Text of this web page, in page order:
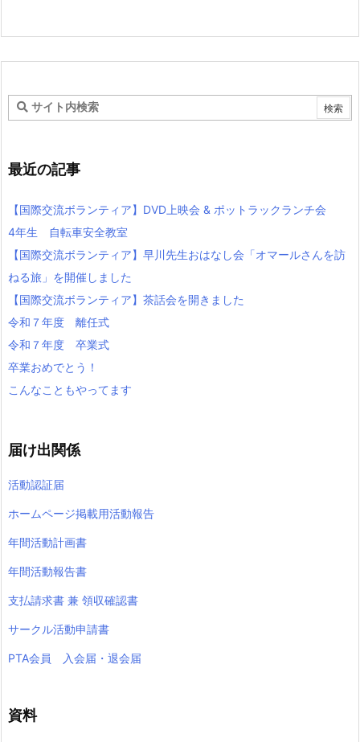
最近の記事
【国際交流ボランティア】DVD上映会 & ポットラックランチ会
4年生 自転車安全教室
【国際交流ボランティア】早川先生おはなし会「オマールさんを訪
ねる旅」を開催しました
【国際交流ボランティア】茶話会を開きました
令和７年度 離任式
令和７年度 卒業式
卒業おめでとう！
こんなこともやってます
届け出関係
活動認証届
ホームページ掲載用活動報告
年間活動計画書
年間活動報告書
支払請求書 兼 領収確認書
サークル活動申請書
PTA会員 入会届・退会届
資料